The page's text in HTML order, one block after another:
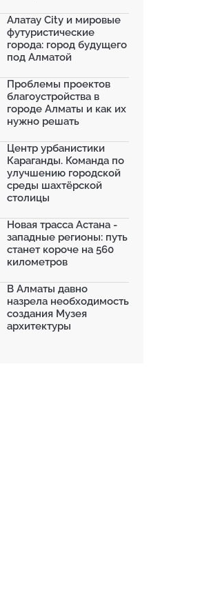
как застройка
температу...
мониторинг рек и
озер после ...
слушаниях
по корректировке
Алматы...
экопарком...
Алатау City и мировые
футуристические
города: город будущего
под Алматой
Проблемы проектов
благоустройства в
городе Алматы и как их
нужно решать
Центр урбанистики
Караганды. Команда по
улучшению городской
среды шахтёрской
столицы
Новая трасса Астана -
западные регионы: путь
станет короче на 560
километров
В Алматы давно
назрела необходимость
создания Музея
архитектуры